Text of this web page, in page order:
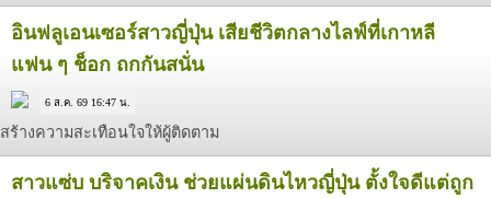
อินฟลูเอนเซอร์สาวญี่ปุ่น เสียชีวิตกลางไลฟ์ที่เกาหลี
แฟน ๆ ช็อก ถกกันสนั่น
6 ส.ค. 69 16:47 น.
สร้างความสะเทือนใจให้ผู้ติดตาม
สาวแซ่บ บริจาคเงิน ช่วยแผ่นดินไหวญี่ปุ่น ตั้งใจดีแต่ถูก